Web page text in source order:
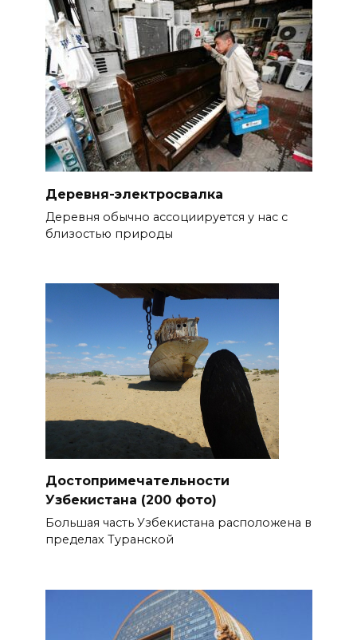
Деревня-электросвалка
Деревня обычно ассоциируется у нас с
близостью природы
Достопримечательности
Узбекистана (200 фото)
Большая часть Узбекистана расположена в
пределах Туранской